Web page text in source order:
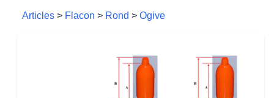
Articles > Flacon > Rond > Ogive